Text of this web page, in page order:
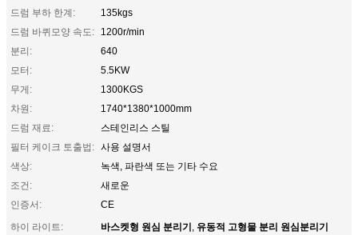
드럼 부하 한계:
135kgs
드럼 바퀴모양 속도:
1200r/min
분리:
640
모터:
5.5KW
무게:
1300KGS
차원:
1740*1380*1000mm
드럼 재료:
스테인리스 스틸
필터 케이크 토출법: 사용 설명서
색상:
녹색, 파란색 또는 기타 수요
조건:
새로운
인증서:
CE
하이 라이트:
바스켓형 원심 분리기, 유동적 고형물 분리 원심분리기